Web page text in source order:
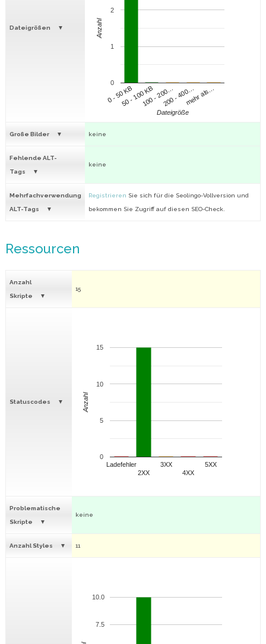
Dateigrößen
0 - 50 KB50 - 100 KB100 - 200…200 - 400…mehr als…
0
1
2
Dateigröße
Anzahl
Große Bilder keine
Fehlende ALT-
Tags
keine
Mehrfachverwendung
ALT-Tags
Registrieren Sie sich für die Seolingo-Vollversion und
bekommen Sie Zugriff auf diesen SEO-Check.
Ressourcen
Anzahl
Skripte
15
Statuscodes
Ladefehler
2XX
3XX
4XX
5XX
0
5
10
15
Anzahl
Problematische
Skripte
keine
Anzahl Styles 11
7.5
10.0